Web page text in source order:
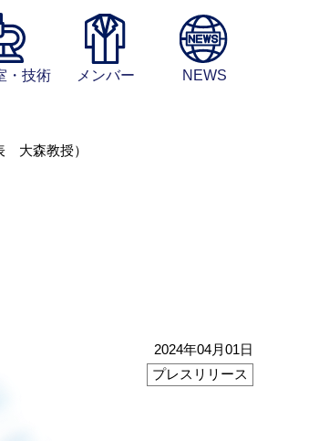
・技術 メンバー NEWS
大森教授）
2024年04月01日
プレスリリース